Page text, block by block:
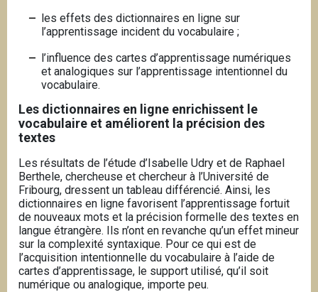
les effets des dictionnaires en ligne sur
l’apprentissage incident du vocabulaire ;
l’influence des cartes d’apprentissage numériques
et analogiques sur l’apprentissage intentionnel du
vocabulaire.
Les dictionnaires en ligne enrichissent le
vocabulaire et améliorent la précision des
textes
Les résultats de l’étude d’Isabelle Udry et de Raphael
Berthele, chercheuse et chercheur à l’Université de
Fribourg, dressent un tableau différencié. Ainsi, les
dictionnaires en ligne favorisent l’apprentissage fortuit
de nouveaux mots et la précision formelle des textes en
langue étrangère. Ils n’ont en revanche qu’un effet mineur
sur la complexité syntaxique. Pour ce qui est de
l’acquisition intentionnelle du vocabulaire à l’aide de
cartes d’apprentissage, le support utilisé, qu’il soit
numérique ou analogique, importe peu.